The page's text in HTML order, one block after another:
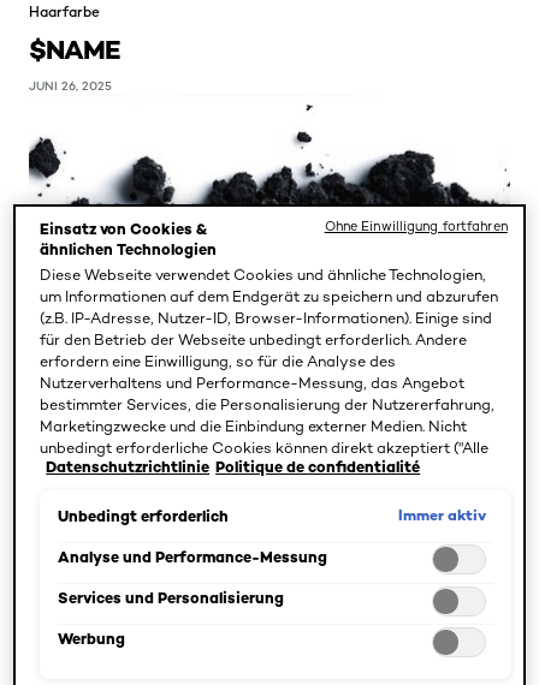
Haarfarbe
$NAME
JUNI 26, 2025
Haarfarbe
Einsatz von Cookies &
ähnlichen Technologien
Diese Webseite verwendet Cookies und ähnliche Technologien,
um Informationen auf dem Endgerät zu speichern und abzurufen
(z.B. IP-Adresse, Nutzer-ID, Browser-Informationen). Einige sind
für den Betrieb der Webseite unbedingt erforderlich. Andere
erfordern eine Einwilligung, so für die Analyse des
Nutzerverhaltens und Performance-Messung, das Angebot
bestimmter Services, die Personalisierung der Nutzererfahrung,
Marketingzwecke und die Einbindung externer Medien. Nicht
unbedingt erforderliche Cookies können direkt akzeptiert ("Alle
akzeptieren") oder abgelehnt ("Ohne Einwilligung fortfahren")
ebenfalls möglich und speicherbar ("Auswahl speichern"). Die
angepasst werden. Für weitere Informationen s. unsere
Datenschutzrichtlinie Politique de confidentialité
Unbedingt erforderlich Immer aktiv
Analyse und Performance-Messung
Services und Personalisierung
Werbung
Ohne Einwilligung fortfahren